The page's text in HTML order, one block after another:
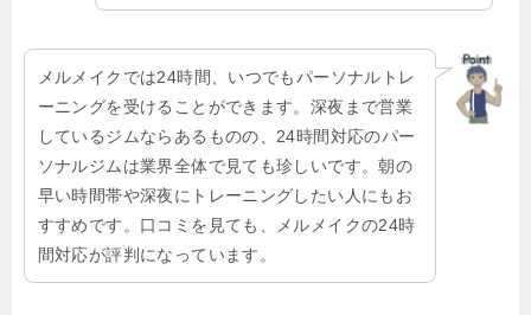
メルメイクでは24時間、いつでもパーソナルトレ
ーニングを受けることができます。深夜まで営業
しているジムならあるものの、24時間対応のパー
ソナルジムは業界全体で見ても珍しいです。朝の
早い時間帯や深夜にトレーニングしたい人にもお
すすめです。口コミを見ても、メルメイクの24時
間対応が評判になっています。